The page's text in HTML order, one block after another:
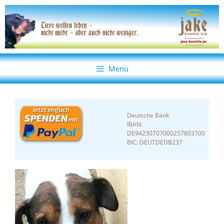
Zum
Inhalt
springen
Zum
Inhalt
springen
Menü
Deutsche Bank
IBAN:
DE94230707000257803700
BIC: DEUTDEDB237